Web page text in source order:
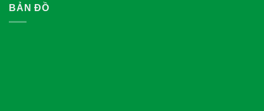
BẢN ĐỒ